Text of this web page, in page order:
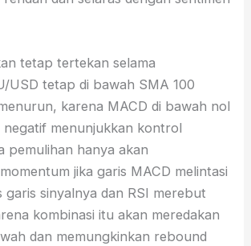
tetap tertekan selama
USD tetap di bawah SMA 100
karena MACD di bawah nol
negatif menunjukkan kontrol
pemulihan hanya akan
jika garis MACD melintasi
garis sinyalnya dan RSI merebut
kombinasi itu akan meredakan
dan memungkinkan rebound